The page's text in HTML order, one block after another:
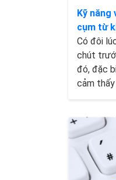
Kỹ năng
cụm từ
Có đôi
chút
đó, đặc
cảm